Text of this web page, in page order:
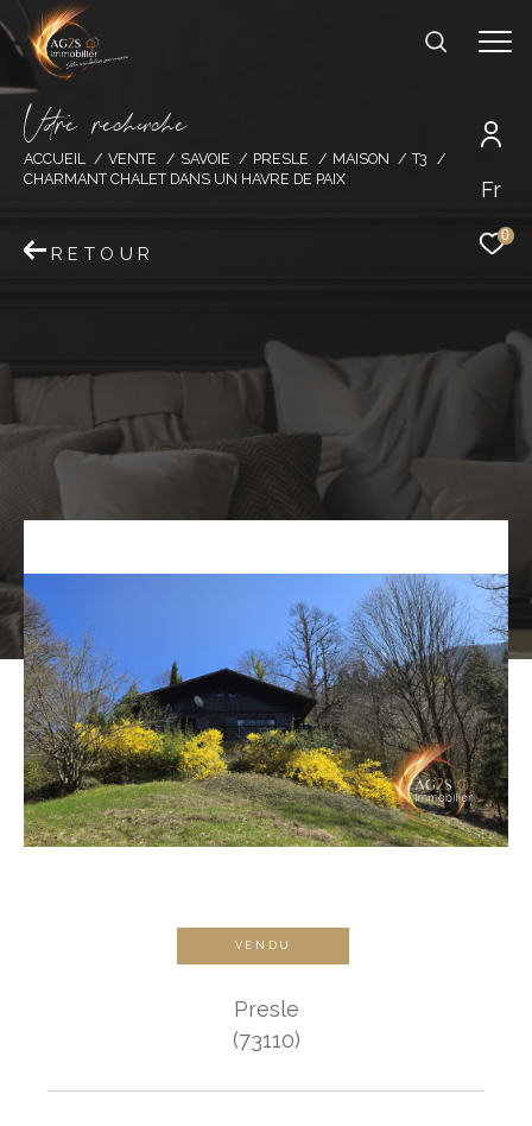
Fr
0
Vore recece
ACCUEIL VENTE SAVOIE PRESLE MAISON
T3
CHARMANT CHALET DANS UN HAVRE DE PAIX
RETOUR
VENDU
Presle
(73110)